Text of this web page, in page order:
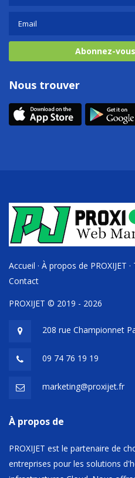
Abonnez-
Nous trouver
Accueil · À propos de PROXIJET ·
Contact
PROXIJET © 2019 - 2026
208 rue Championnet
09 74 76 19 19
marketing@proxijet.fr
À propos de
PROXIJET est le partenaire de
entreprises pour les solutions